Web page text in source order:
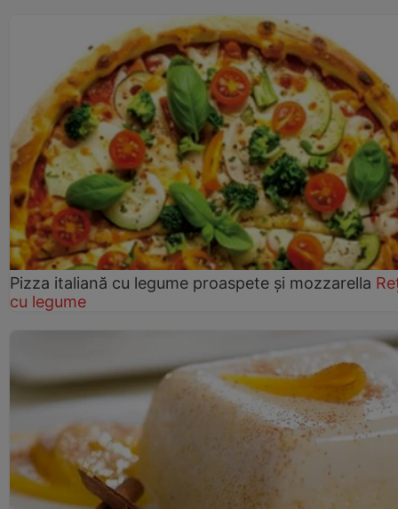
Pizza italiană cu legume proaspete și mozzarella
cu legume